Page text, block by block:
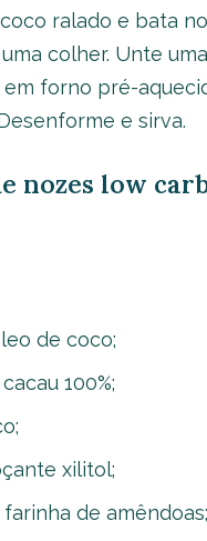
ralado e bata
colher. Unte
forno pré-
e sirva.
nozes low
de coco;
100%;
xilitol;
de amêndoas;